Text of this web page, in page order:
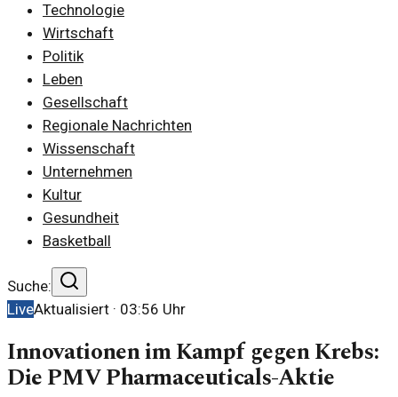
Technologie
Wirtschaft
Politik
Leben
Gesellschaft
Regionale Nachrichten
Wissenschaft
Unternehmen
Kultur
Gesundheit
Basketball
Suche:
LiveAktualisiert · 03:56 Uhr
Innovationen im Kampf gegen Krebs:
Die PMV Pharmaceuticals-Aktie